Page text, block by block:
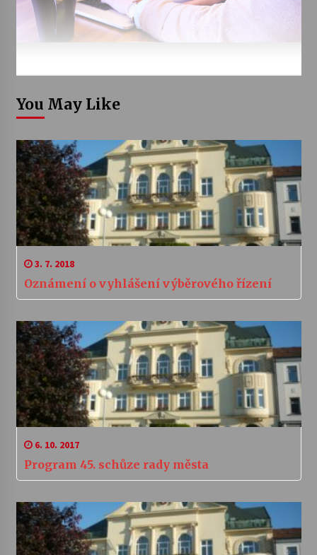
You May Like
3. 7. 2018
Oznámení o vyhlášení výběrového řízení
6. 10. 2017
Program 45. schůze rady města